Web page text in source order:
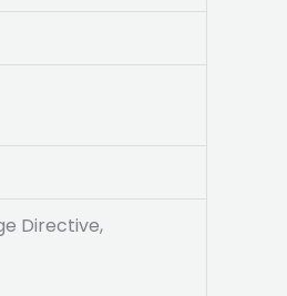
Directive,